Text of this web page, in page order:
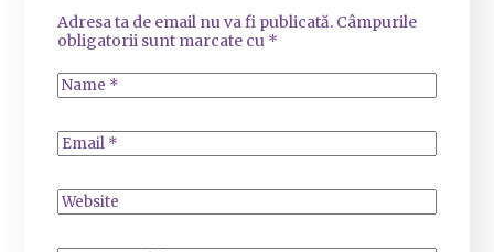
Adresa ta de email nu va fi publicată. Câmpurile
obligatorii sunt marcate cu *